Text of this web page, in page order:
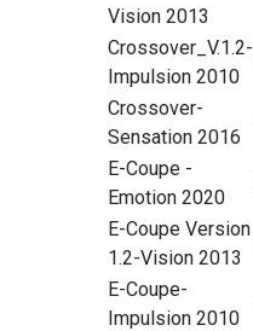
Vision 2013
Crossover_V.1.2-
Impulsion 2010
Crossover-
Sensation 2016
E-Coupe -
Emotion 2020
E-Coupe Version
1.2-Vision 2013
E-Coupe-
Impulsion 2010